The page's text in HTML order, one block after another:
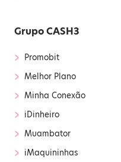
Grupo CASH3
› Promobit
› Melhor Plano
› Minha Conexão
› iDinheiro
› Muambator
› iMaquininhas